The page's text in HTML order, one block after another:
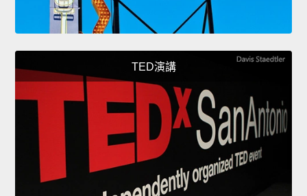
TED演講